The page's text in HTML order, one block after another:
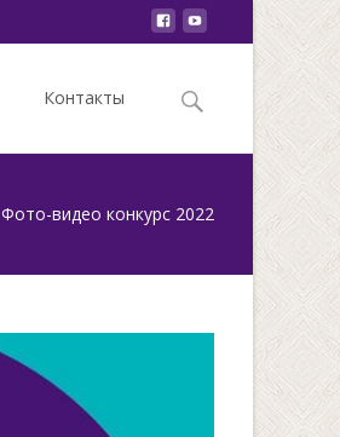
Контакты
Search
Фото-видео конкурс 2022